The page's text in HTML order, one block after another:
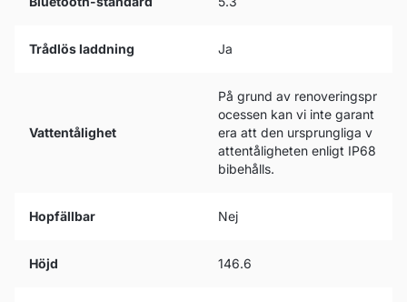
Trådlös laddning Ja
Vattentålighet
På grund av renoveringspr
ocessen kan vi inte garant
era att den ursprungliga v
attentåligheten enligt IP68
bibehålls.
Hopfällbar Nej
Höjd 146.6